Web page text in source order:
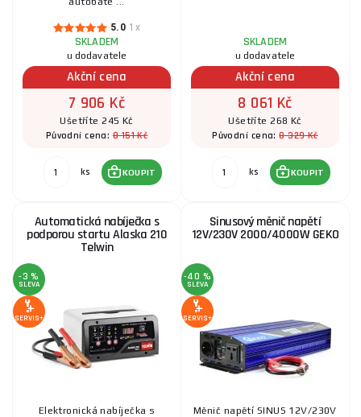
5.0 1x
SKLADEM
u dodavatele
Akční cena
7 906 Kč
Ušetříte 245 Kč
Původní cena:8 151 Kč
ks KOUPIT
SKLADEM
u dodavatele
Akční cena
8 061 Kč
Ušetříte 268 Kč
Původní cena:8 329 Kč
ks KOUPIT
Automatická nabíječka s
podporou startu Alaska 210
Telwin
-3 %
SLEVA
SERVIS+
Elektronická nabíječka s
Sinusový měnič napětí
12V/230V 2000/4000W GEKO
-40 %
SLEVA
SERVIS+
Měnič napětí SINUS 12V/230V